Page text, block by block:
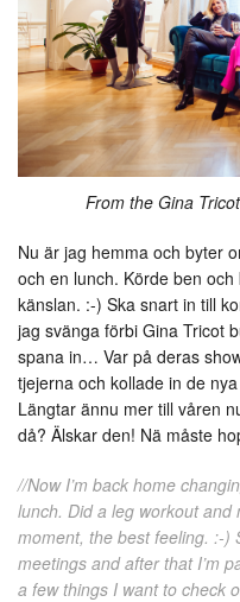
From the Gina
Nu är jag hemma och byter
och en lunch. Körde ben
känslan. :-) Ska snart in till
jag svänga förbi Gina Tricot
spana in… Var på deras
tjejerna och kollade in de
Längtar ännu mer till våren
då? Älskar den! Nä måste
//Now I’m back home
lunch. Did a leg workout
moment, the best feeling. :-)
meetings and after that I’m
a few things I want to check